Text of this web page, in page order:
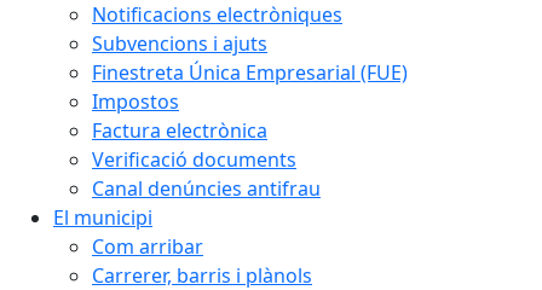
Notificacions electròniques
Subvencions i ajuts
Finestreta Única Empresarial (FUE)
Impostos
Factura electrònica
Verificació documents
Canal denúncies antifrau
El municipi
Com arribar
Carrerer, barris i plànols